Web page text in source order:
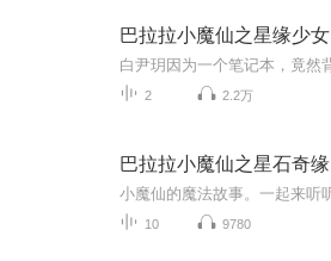
巴拉拉小魔仙之星缘少女
2 2.2万
巴拉拉小魔仙之星石奇缘
10 9780